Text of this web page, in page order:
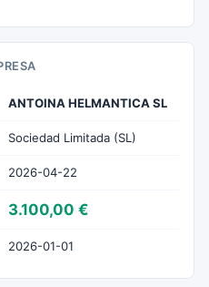
ANTOINA HELMANTICA SL
Sociedad Limitada (SL)
2026-04-22
3.100,00 €
2026-01-01